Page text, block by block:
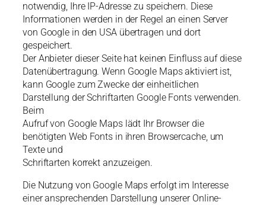
notwendig, Ihre IP-Adresse zu speichern. Diese
Informationen werden in der Regel an einen Server
von Google in den USA übertragen und dort
gespeichert.
Der Anbieter dieser Seite hat keinen Einfluss auf diese
Datenübertragung. Wenn Google Maps aktiviert ist,
kann Google zum Zwecke der einheitlichen
Darstellung der Schriftarten Google Fonts verwenden.
Beim
Aufruf von Google Maps lädt Ihr Browser die
benötigten Web Fonts in ihren Browsercache, um
Texte und
Schriftarten korrekt anzuzeigen.
Die Nutzung von Google Maps erfolgt im Interesse
einer ansprechenden Darstellung unserer Online-